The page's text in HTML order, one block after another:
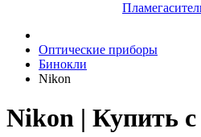
Оптические приборы
Бинокли
Nikon
Nikon | Купить с